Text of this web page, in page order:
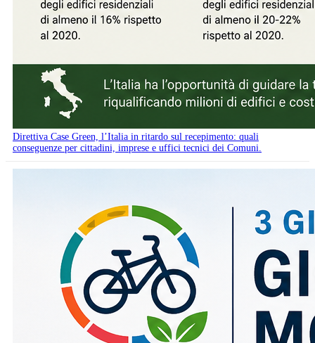
Direttiva Case Green, l’Italia in ritardo sul recepimento: quali
conseguenze per cittadini, imprese e uffici tecnici dei Comuni.